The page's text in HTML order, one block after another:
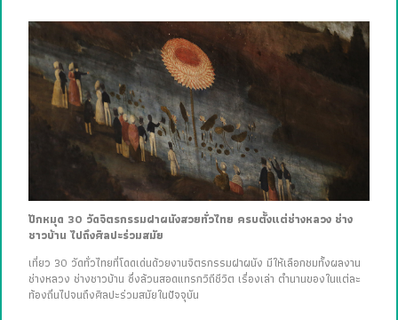
ปักหมุด 30 วัดจิตรกรรมฝาผนังสวยทั่วไทย ครบตั้งแต่ช่างหลวง ช่าง
ชาวบ้าน ไปถึงศิลปะร่วมสมัย
เที่ยว 30 วัดทั่วไทยที่โดดเด่นด้วยงานจิตรกรรมฝาผนัง มีให้เลือกชมทั้งผลงาน
ช่างหลวง ช่างชาวบ้าน ซึ่งล้วนสอดแทรกวิถีชีวิต เรื่องเล่า ตำนานของในแต่ละ
ท้องถิ่นไปจนถึงศิลปะร่วมสมัยในปัจจุบัน